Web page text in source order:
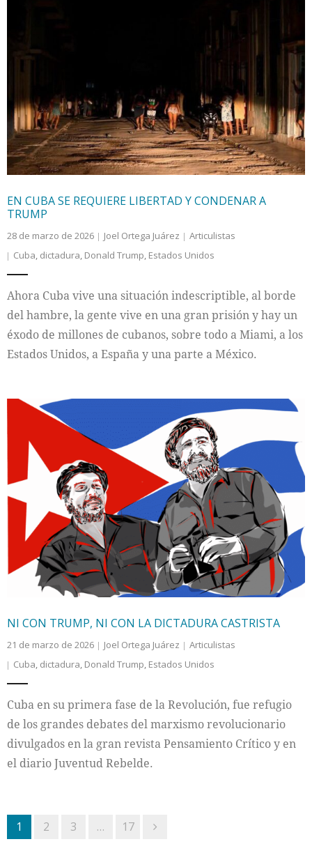
EN CUBA SE REQUIERE LIBERTAD Y CONDENAR A
TRUMP
28 de marzo de 2026 Joel Ortega Juárez
Articulistas
Cuba, dictadura, Donald Trump, Estados Unidos
Ahora Cuba vive una situación indescriptible, al borde
del hambre, la gente vive en una gran prisión y hay un
éxodo de millones de cubanos, sobre todo a Miami, a los
Estados Unidos, a España y una parte a México.
NI CON TRUMP, NI CON LA DICTADURA CASTRISTA
21 de marzo de 2026 Joel Ortega Juárez
Articulistas
Cuba, dictadura, Donald Trump, Estados Unidos
Cuba en su primera fase de la Revolución, fue refugio
de los grandes debates del marxismo revolucionario
divulgados en la gran revista Pensamiento Crítico y en
el diario Juventud Rebelde.
1 2 3 … 17